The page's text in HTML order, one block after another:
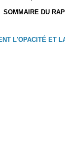
SOMMAIRE DU
L'OPACITÉ ET